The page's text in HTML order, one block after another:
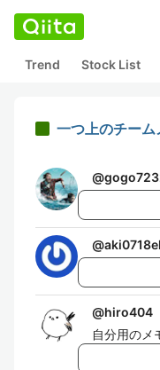
Trend Stock List
一つ上のチー
@
@
@hiro404
自分用のメ